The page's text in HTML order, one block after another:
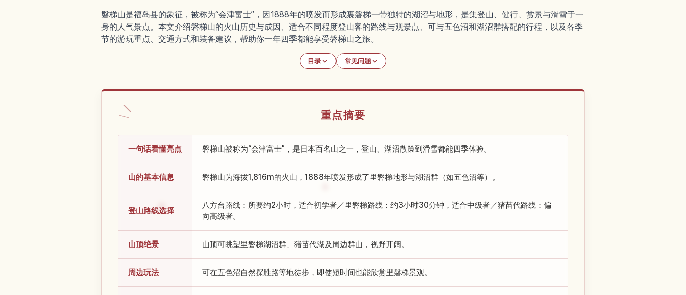
磐梯山是福岛县的象征，被称为“会津富士”，因1888年的喷发而形成裏磐梯一带独特的湖沼与地形，是集登山、健行、赏景与滑雪于一
身的人气景点。本文介绍磐梯山的火山历史与成因、适合不同程度登山客的路线与观景点、可与五色沼和湖沼群搭配的行程，以及各季
节的游玩重点、交通方式和装备建议，帮助你一年四季都能享受磐梯山之旅。
目录 常见问题
重点摘要
一句话看懂亮点 磐梯山被称为“会津富士”，是日本百名山之一，登山、湖沼散策到滑雪都能四季体验。
山的基本信息 磐梯山为海拔1,816m的火山，1888年喷发形成了里磐梯地形与湖沼群（如五色沼等）。
登山路线选择
八方台路线：所要约2小时，适合初学者／里磐梯路线：约3小时30分钟，适合中级者／猪苗代路线：偏
向高级者。
山顶绝景 山顶可眺望里磐梯湖沼群、猪苗代湖及周边群山，视野开阔。
周边玩法 可在五色沼自然探胜路等地徒步，即使短时间也能欣赏里磐梯景观。